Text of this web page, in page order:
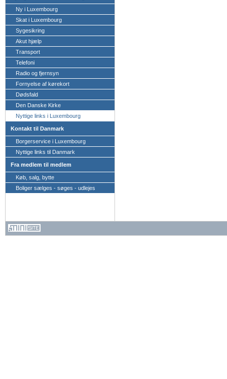
Ny i Luxembourg
Skat i Luxembourg
Sygesikring
Akut hjælp
Transport
Telefoni
Radio og fjernsyn
Fornyelse af kørekort
Dødsfald
Den Danske Kirke
Nyttige links i Luxembourg
Kontakt til Danmark
Borgerservice i Luxembourg
Nyttige links til Danmark
Fra medlem til medlem
Køb, salg, bytte
Boliger sælges - søges - udlejes